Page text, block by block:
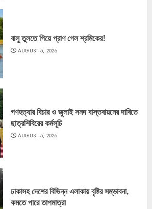
বালু তুলতে গিয়ে প্রাণ গেল শ্রমিকের!
AUGUST 5, 2026
গণহত্যার বিচার ও জুলাই সনদ বাস্তবায়নের দাবিতে
ছাত্রশিবিরের কর্মসূচি
AUGUST 5, 2026
ঢাকাসহ দেশের বিভিন্ন এলাকায় বৃষ্টির সম্ভাবনা,
কমতে পারে তাপমাত্রা